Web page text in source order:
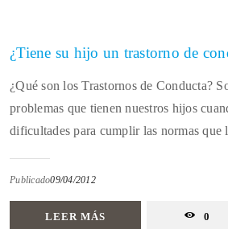
¿Tiene su hijo un trastorno de
¿Qué son los Trastornos de Conducta?
problemas que tienen nuestros hijos
dificultades para cumplir las normas que
Publicado09/04/2012
LEER MÁS 0